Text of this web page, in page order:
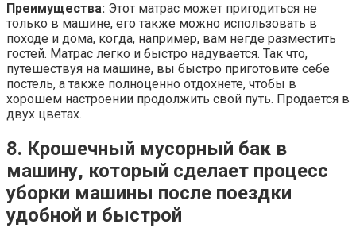
Преимущества: Этот матрас может пригодиться не
только в машине, его также можно использовать в
походе и дома, когда, например, вам негде разместить
гостей. Матрас легко и быстро надувается. Так что,
путешествуя на машине, вы быстро приготовите себе
постель, а также полноценно отдохнете, чтобы в
хорошем настроении продолжить свой путь. Продается в
двух цветах.
8. Крошечный мусорный бак в
машину, который сделает процесс
уборки машины после поездки
удобной и быстрой